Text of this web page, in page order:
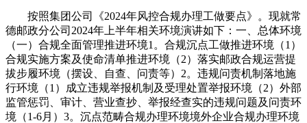
按照集团公司《2024年风控合规办理工做要点》。现就常
德邮政分公司2024年上半年相关环境演讲如下：一、总体环境
（一）合规全面管理推进环境1。合规沉点工做推进环境（1）
合规实施方案及使命清单推进环境（2）落实邮政合规运营提
拔步履环境（摆设、自查、问责等）2。违规问责机制落地施
行环境（1）成立违规举报机制及受理处置举报环境（2）外部
监管惩罚、审计、营业查抄、举报经查实的违规问题及问责环
境（1-6月）3。沉点范畴合规办理环境境外企业合规办理环境